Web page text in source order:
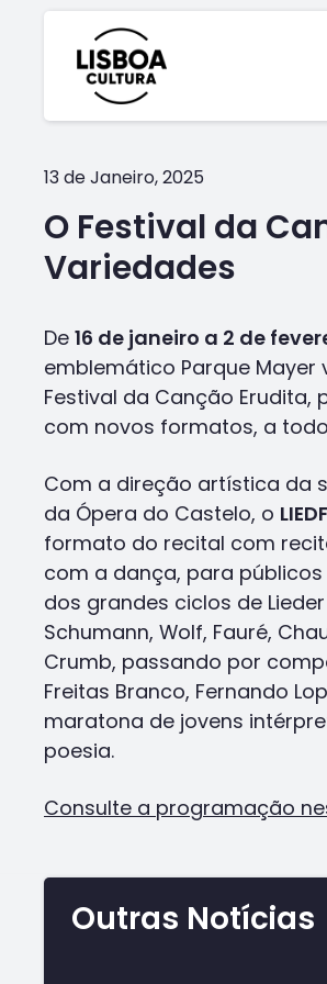
13 de Janeiro, 2025
O Festival da
Variedades
De 16 de janeiro a 2 de
emblemático Parque Mayer
Festival da Canção
com novos formatos, a
Com a direção artística da
da Ópera do Castelo, o
formato do recital com
com a dança, para públicos
dos grandes ciclos de
Schumann, Wolf, Fauré,
Crumb, passando por
Freitas Branco, Fernando
maratona de jovens
poesia.
Consulte a programação
Outras Notícias